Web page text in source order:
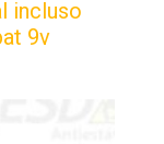
incluso
9v